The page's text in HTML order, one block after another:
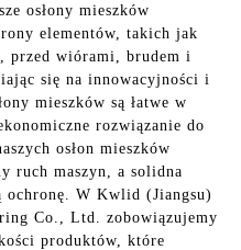
osłony mieszków
elementów, takich jak
przed wiórami, brudem i
się na innowacyjności i
mieszków są łatwe w
rozwiązanie do
osłon mieszków
ruch maszyn, a solidna
ochronę. W Kwlid (Jiangsu)
Co., Ltd. zobowiązujemy
produktów, które